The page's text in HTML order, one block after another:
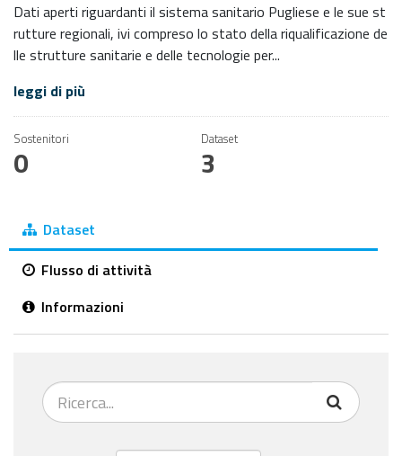
Dati aperti riguardanti il sistema sanitario Pugliese e le sue st
rutture regionali, ivi compreso lo stato della riqualificazione de
lle strutture sanitarie e delle tecnologie per...
leggi di più
Sostenitori
0
Dataset
3
Dataset
Flusso di attività
Informazioni